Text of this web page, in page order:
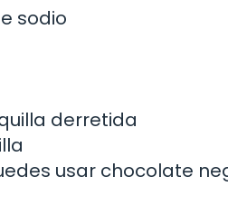
sodio
derretida
usar chocolate